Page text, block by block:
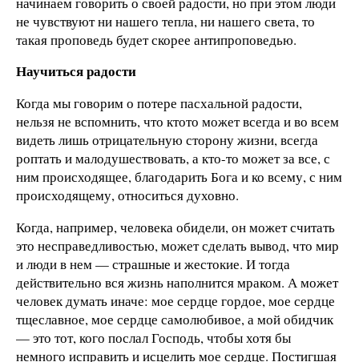
не чувствуют ни нашего тепла, ни нашего света, то
такая проповедь будет скорее антипроповедью.
Научиться радости
Когда мы говорим о потере пасхальной радости,
нельзя не вспомнить, что кто­то может всегда и во всем
видеть лишь отрицательную сторону жизни, всегда
роптать и малодушествовать, а кто-то может за все, с
ним происходящее, благодарить Бога и ко всему, с ним
происходящему, относиться духовно.
Когда, например, человека обидели, он может считать
это несправедливостью, может сделать вывод, что мир
и люди в нем — страшные и жестокие. И тогда
действительно вся жизнь наполнится мраком. А может
человек думать иначе: мое сердце гордое, мое сердце
тщеславное, мое сердце самолюбивое, а мой обидчик
— это тот, кого послал Господь, чтобы хотя бы
немного исправить и исцелить мое сердце. Постигшая